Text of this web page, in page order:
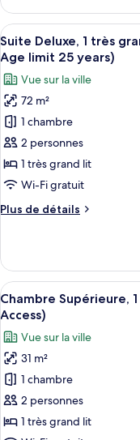
grand
lit,
vue
ville
(Spa
Access
Included)
le
type
de
chambre
Chambre
Deluxe,
très
grand
lit,
ville
(Spa
Included)
Afficher
toutes
les
photos
pour
ce
type
de
chambre :
Deluxe,
grand
lit,
vue
ville
(Free
Spa
Access,
Age
limit
12
Suite Deluxe, 1 très
Age limit 25 years)
Vue sur la ville
72 m²
1 chambre
2 personnes
1 très grand lit
Wi-Fi gratuit
Plus de détails
Plus
le
type
de
chambre
Deluxe,
très
grand
lit,
ville
Afficher
toutes
les
photos
pour
ce
type
de
10
Chambre Supérieure,
Access)
Vue sur la ville
31 m²
1 chambre
2 personnes
1 très grand lit